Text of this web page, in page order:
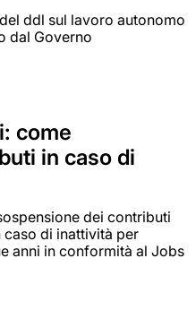
ddl sul lavoro autonomo
dal Governo
come
in caso di
dei contributi
di inattività per
anni in conformità al Jobs